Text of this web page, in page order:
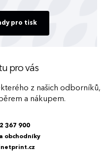
pro tisk
pro vás
z našich odborníků,
a nákupem.
367 900
obchodníky